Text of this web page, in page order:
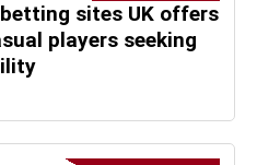
sites UK offers
players seeking